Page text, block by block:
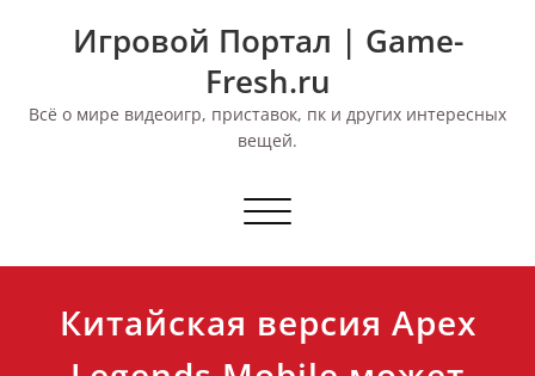
Игровой Портал | Game-
Fresh.ru
Всё о мире видеоигр, приставок, пк и других интересных
вещей.
Переключить
Китайская версия Apex